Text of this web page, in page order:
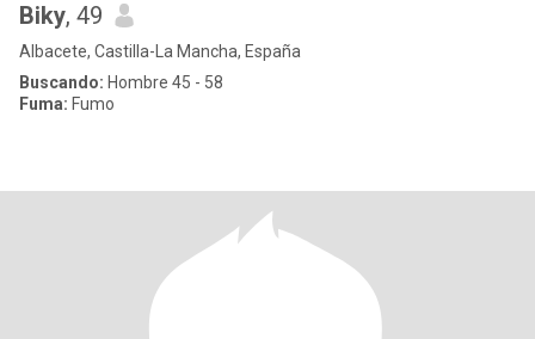
Biky, 49
Albacete, Castilla-La Mancha, España
Buscando: Hombre 45 - 58
Fuma: Fumo